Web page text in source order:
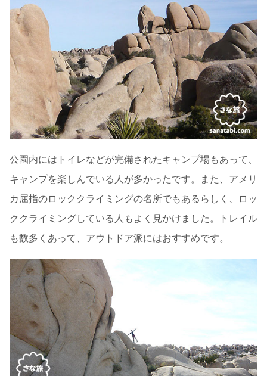
公園内にはトイレなどが完備されたキャンプ場もあって、
キャンプを楽しんでいる人が多かったです。また、アメリ
カ屈指のロッククライミングの名所でもあるらしく、ロッ
ククライミングしている人もよく見かけました。トレイル
も数多くあって、アウトドア派にはおすすめです。